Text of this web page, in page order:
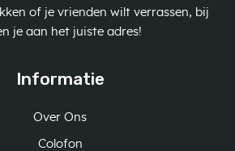
of je vrienden wilt verrassen, bij
je aan het juiste adres!
Informatie
Over Ons
Colofon